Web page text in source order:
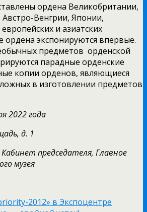
ордена Великобритании,
Венгрии, Японии,
и азиатских
ордена экспонируются впервые.
предметов орденской
парадные орденские
копии орденов, являющиеся
в изготовлении предметов
2022 года
д. 1
председателя, Главное
музея
2012» в Экспоцентре